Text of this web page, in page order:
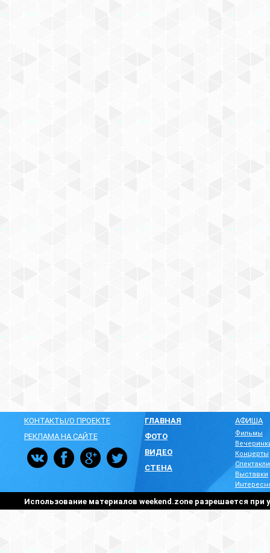
КОНТАКТЫ/О ПРОЕКТЕ
РЕКЛАМА НА САЙТЕ
ГЛАВНАЯ
ФОТО
ВИДЕО
СТЕНА
АФИША
Фильмы
Концерты
Спектакли
Выставки
Использование материалов weekend.zone разрешается